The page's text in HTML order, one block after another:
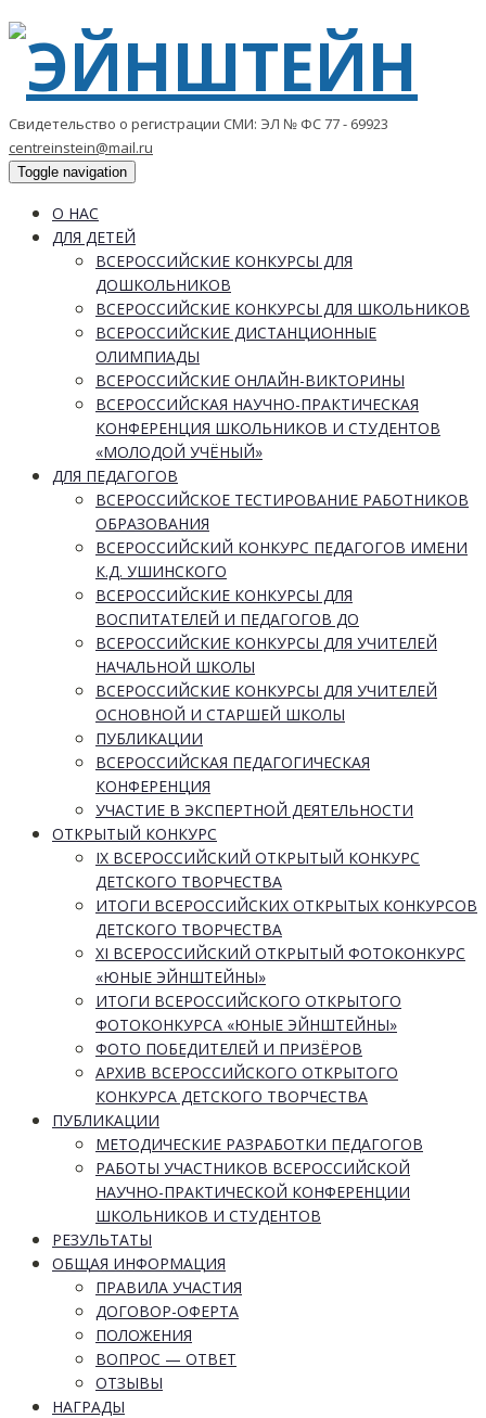
Свидетельство о регистрации СМИ: ЭЛ № ФС 77 - 69923
centreinstein@mail.ru
Toggle navigation
О НАС
ДЛЯ ДЕТЕЙ
ВСЕРОССИЙСКИЕ КОНКУРСЫ ДЛЯ
ДОШКОЛЬНИКОВ
ВСЕРОССИЙСКИЕ КОНКУРСЫ ДЛЯ ШКОЛЬНИКОВ
ВСЕРОССИЙСКИЕ ДИСТАНЦИОННЫЕ
ОЛИМПИАДЫ
ВСЕРОССИЙСКИЕ ОНЛАЙН-ВИКТОРИНЫ
ВСЕРОССИЙСКАЯ НАУЧНО-ПРАКТИЧЕСКАЯ
КОНФЕРЕНЦИЯ ШКОЛЬНИКОВ И СТУДЕНТОВ
«МОЛОДОЙ УЧЁНЫЙ»
ДЛЯ ПЕДАГОГОВ
ВСЕРОССИЙСКОЕ ТЕСТИРОВАНИЕ РАБОТНИКОВ
ОБРАЗОВАНИЯ
ВСЕРОССИЙСКИЙ КОНКУРС ПЕДАГОГОВ ИМЕНИ
К.Д. УШИНСКОГО
ВСЕРОССИЙСКИЕ КОНКУРСЫ ДЛЯ
ВОСПИТАТЕЛЕЙ И ПЕДАГОГОВ ДО
ВСЕРОССИЙСКИЕ КОНКУРСЫ ДЛЯ УЧИТЕЛЕЙ
НАЧАЛЬНОЙ ШКОЛЫ
ВСЕРОССИЙСКИЕ КОНКУРСЫ ДЛЯ УЧИТЕЛЕЙ
ОСНОВНОЙ И СТАРШЕЙ ШКОЛЫ
ПУБЛИКАЦИИ
ВСЕРОССИЙСКАЯ ПЕДАГОГИЧЕСКАЯ
КОНФЕРЕНЦИЯ
УЧАСТИЕ В ЭКСПЕРТНОЙ ДЕЯТЕЛЬНОСТИ
ОТКРЫТЫЙ КОНКУРС
IX ВСЕРОССИЙСКИЙ ОТКРЫТЫЙ КОНКУРС
ДЕТСКОГО ТВОРЧЕСТВА
ИТОГИ ВСЕРОССИЙСКИХ ОТКРЫТЫХ КОНКУРСОВ
ДЕТСКОГО ТВОРЧЕСТВА
XI ВСЕРОССИЙСКИЙ ОТКРЫТЫЙ ФОТОКОНКУРС
«ЮНЫЕ ЭЙНШТЕЙНЫ»
ИТОГИ ВСЕРОССИЙСКОГО ОТКРЫТОГО
ФОТОКОНКУРСА «ЮНЫЕ ЭЙНШТЕЙНЫ»
ФОТО ПОБЕДИТЕЛЕЙ И ПРИЗЁРОВ
АРХИВ ВСЕРОССИЙСКОГО ОТКРЫТОГО
КОНКУРСА ДЕТСКОГО ТВОРЧЕСТВА
ПУБЛИКАЦИИ
МЕТОДИЧЕСКИЕ РАЗРАБОТКИ ПЕДАГОГОВ
РАБОТЫ УЧАСТНИКОВ ВСЕРОССИЙСКОЙ
НАУЧНО-ПРАКТИЧЕСКОЙ КОНФЕРЕНЦИИ
ШКОЛЬНИКОВ И СТУДЕНТОВ
РЕЗУЛЬТАТЫ
ОБЩАЯ ИНФОРМАЦИЯ
ПРАВИЛА УЧАСТИЯ
ДОГОВОР-ОФЕРТА
ПОЛОЖЕНИЯ
ВОПРОС — ОТВЕТ
ОТЗЫВЫ
НАГРАДЫ